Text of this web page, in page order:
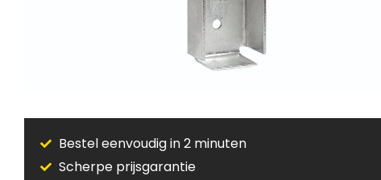
Bestel eenvoudig in 2 minuten
Scherpe prijsgarantie